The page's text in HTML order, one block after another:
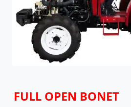
FULL OPEN BONET